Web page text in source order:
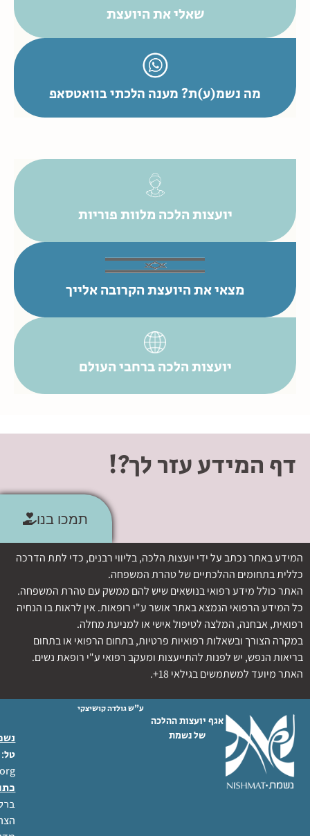
שאלי את היועצת
מה נשמ(ע)ת? מענה הלכתי בוואטסאפ
יועצות הלכה מלוות פוריות
מצאי את היועצת הקרובה אלייך
יועצות הלכה ברחבי העולם
דף המידע עזר לך?!
תמכו בנו
המידע באתר נכתב על ידי יועצות הלכה, בליווי רבנים, כדי לתת הדרכה
כללית בתחומים ההלכתיים של טהרת המשפחה.
האתר כולל מידע רפואי בנושאים שיש להם ממשק עם טהרת המשפחה.
כל המידע הרפואי הנמצא באתר אושר ע"י רופאות. אין לראות בו הנחיה
רפואית, אבחנה, המלצה לטיפול אישי או למניעת מחלה.
במקרה הצורך ובשאלות רפואיות פרטיות, בתחום הרפואי או בתחום
בריאות הנפש, יש לפנות להתייעצות ומעקב רפואי ע"י רופאת נשים.
האתר מיועד למשתמשים בגילאי 18+.
אגף יועצות ההלכה
של נשמת
ע"ש גולדה קושיצקי
טל: 02-6404333
ברל